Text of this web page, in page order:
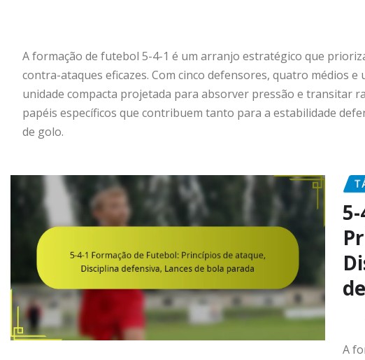
A formação de futebol 5-4-1 é um arranjo estratégico que
contra-ataques eficazes. Com cinco defensores, quatro médios
unidade compacta projetada para absorver pressão e transitar
papéis específicos que contribuem tanto para a estabilidade
de golo.
A